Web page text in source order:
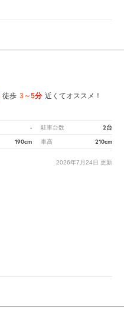
徒歩 3～5分 近くてオススメ！
- 駐車台数 2台
190cm 車高 210cm
2026年7月24日 更新